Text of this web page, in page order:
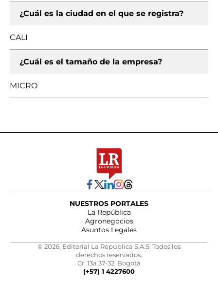
¿Cuál es la ciudad en el que se registra?
CALI
¿Cuál es el tamaño de la empresa?
MICRO
NUESTROS PORTALES
La República
Agronegocios
Asuntos Legales
© 2026, Editorial La República S.A.S. Todos los
derechos reservados.
Cr. 13a 37-32, Bogotá
(+57) 1 4227600